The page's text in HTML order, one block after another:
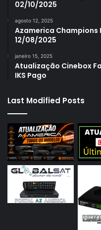
02/10/2025
agosto 12, 2025
Azamerica Champions
12/08/2025
janeiro 15, 2025
Atualização Cinebox
IKS Pago
Last Modified Posts